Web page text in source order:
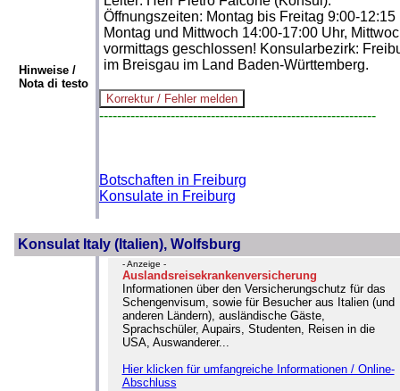
Hinweise /
Nota di testo
Öffnungszeiten: Montag bis Freitag 9:00-12:15
Montag und Mittwoch 14:00-17:00 Uhr,
vormittags geschlossen! Konsularbezirk:
im Breisgau im Land Baden-Württemberg.
--------------------------------------------------------------
Botschaften in Freiburg
Konsulate in Freiburg
Konsulat Italy (Italien), Wolfsburg
- Anzeige -
Auslandsreisekrankenversicherung
Informationen über den Versicherungschutz für das
Schengenvisum, sowie für Besucher aus Italien (und
anderen Ländern), ausländische Gäste,
Sprachschüler, Aupairs, Studenten, Reisen in die
USA, Auswanderer...
Hier klicken für umfangreiche Informationen / Online-
Abschluss